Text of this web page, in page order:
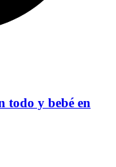
todo y bebé en